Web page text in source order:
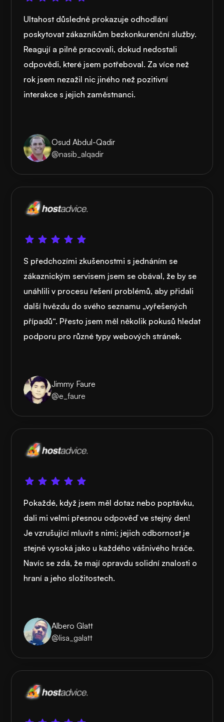
Ultahost důsledně prokazuje odhodlání
poskytovat zákazníkům bezkonkurenční služby.
Reagují a pilně pracovali, dokud nedostali
odpovědi, které jsem potřeboval. Za více než
rok jsem nezažil nic jiného než pozitivní
interakce s jejich zaměstnanci.
Osud Abdul-Qadir
@nasib_alqadir
S předchozími zkušenostmi s jednáním se
zákaznickým servisem jsem se obával, že by se
unáhlili v procesu řešení problémů, aby přidali
další hvězdu do svého seznamu „vyřešených
případů“. Přesto jsem měl několik pokusů hledat
podporu pro různé typy webových stránek.
Jimmy Faure
@e_faure
Pokaždé, když jsem měl dotaz nebo poptávku,
dali mi velmi přesnou odpověď ve stejný den!
Je vzrušující mluvit s nimi; jejich odbornost je
stejně vysoká jako u každého vášnivého hráče.
Navíc se zdá, že mají opravdu solidní znalosti o
hraní a jeho složitostech.
Albero Glatt
@lisa_galatt